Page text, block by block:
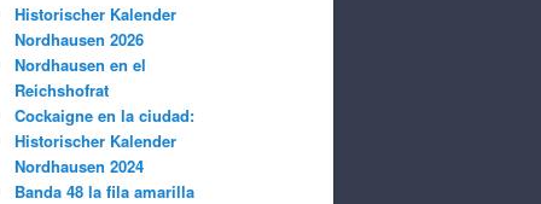
Historischer Kalender
Nordhausen 2026
Nordhausen en el
Reichshofrat
Cockaigne en la ciudad:
Historischer Kalender
Nordhausen 2024
Banda 48 la fila amarilla